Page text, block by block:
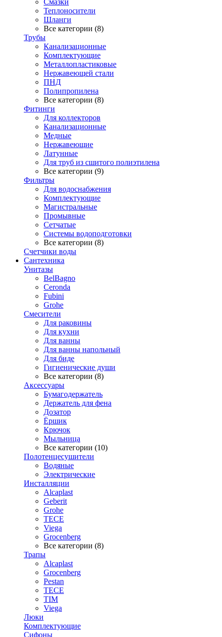
Смазки
Теплоносители
Шланги
Все категории (8)
Трубы
Канализационные
Комплектующие
Металлопластиковые
Нержавеющей стали
ПНД
Полипропилена
Все категории (8)
Фитинги
Для коллекторов
Канализационные
Медные
Нержавеющие
Латунные
Для труб из сшитого полиэтилена
Все категории (9)
Фильтры
Для водоснабжения
Комплектующие
Магистральные
Промывные
Сетчатые
Системы водоподготовки
Все категории (8)
Счетчики воды
Сантехника
Унитазы
BelBagno
Ceronda
Fubini
Grohe
Смесители
Для раковины
Для кухни
Для ванны
Для ванны напольный
Для биде
Гигиенические души
Все категории (8)
Аксессуары
Бумагодержатель
Держатель для фена
Дозатор
Ёршик
Крючок
Мыльница
Все категории (10)
Полотенцесушители
Водяные
Электрические
Инсталляции
Alcaplast
Geberit
Grohe
TECE
Viega
Grocenberg
Все категории (8)
Трапы
Alcaplast
Grocenberg
Pestan
TECE
TIM
Viega
Люки
Комплектующие
Сифоны